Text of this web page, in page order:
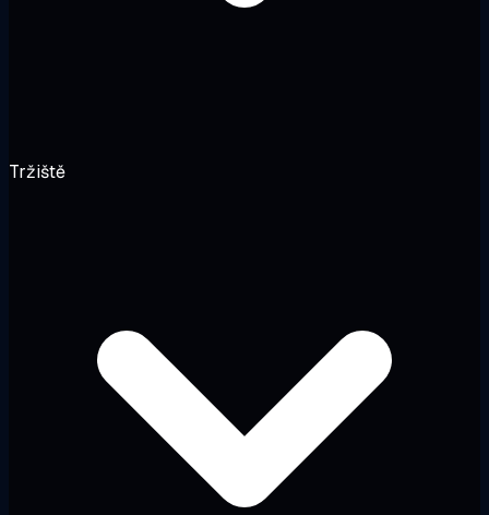
Tržiště